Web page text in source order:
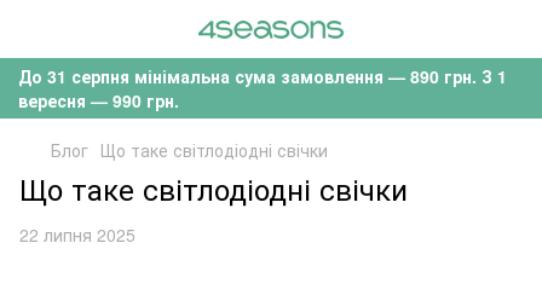
До 31 серпня мінімальна сума замовлення — 890 грн. З 1
вересня — 990 грн.
Блог Що таке світлодіодні свічки
Що таке світлодіодні свічки
22 липня 2025